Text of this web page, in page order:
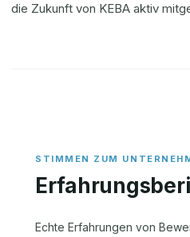
die Zukunft von KEBA aktiv
Echte Erfahrungen von